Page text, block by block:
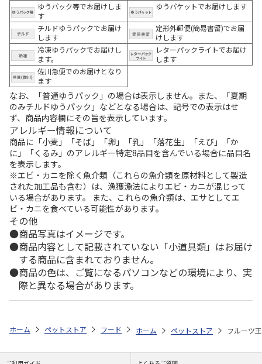
ゆうパック等でお届けしま
す
ゆうパケットでお届けします
チルドゆうパックでお届け
します
定形外郵便(簡易書留)でお届
けします
冷凍ゆうパックでお届けし
ます。
レターパックライトでお届け
します
佐川急便でのお届けとなり
ます
なお、「普通ゆうパック」の場合は表示しません。また、「夏期
のみチルドゆうパック」などとなる場合は、記号での表示はせ
ず、商品内容欄にその旨を表示しています。
アレルギー情報について
商品に「小麦」「そば」「卵」「乳」「落花生」「えび」「か
に」「くるみ」のアレルギー特定8品目を含んでいる場合に品目名
を表示します。
※エビ・カニを除く魚介類（これらの魚介類を原材料として製造
された加工品も含む）は、漁獲漁法によりエビ・カニが混じって
いる場合があります。 また、これらの魚介類は、エサとしてエ
ビ・カニを食べている可能性があります。
その他
商品写真はイメージです。
商品内容として記載されていない「小道具類」はお届け
する商品に含まれておりません。
商品の色は、ご覧になるパソコンなどの環境により、実
際と異なる場合があります。
ホーム ペットストア フード フード（小動物用） ハムスター
ホーム ペットストア フルーツ